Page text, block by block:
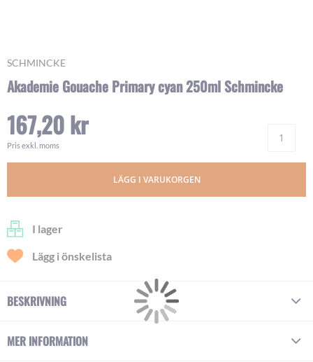
SCHMINCKE
Akademie Gouache Primary cyan 250ml Schmincke
167,20 kr
Pris exkl. moms
LÄGG I VARUKORGEN
I lager
Lägg i önskelista
Skip
the
of
the
images
BESKRIVNING
MER INFORMATION